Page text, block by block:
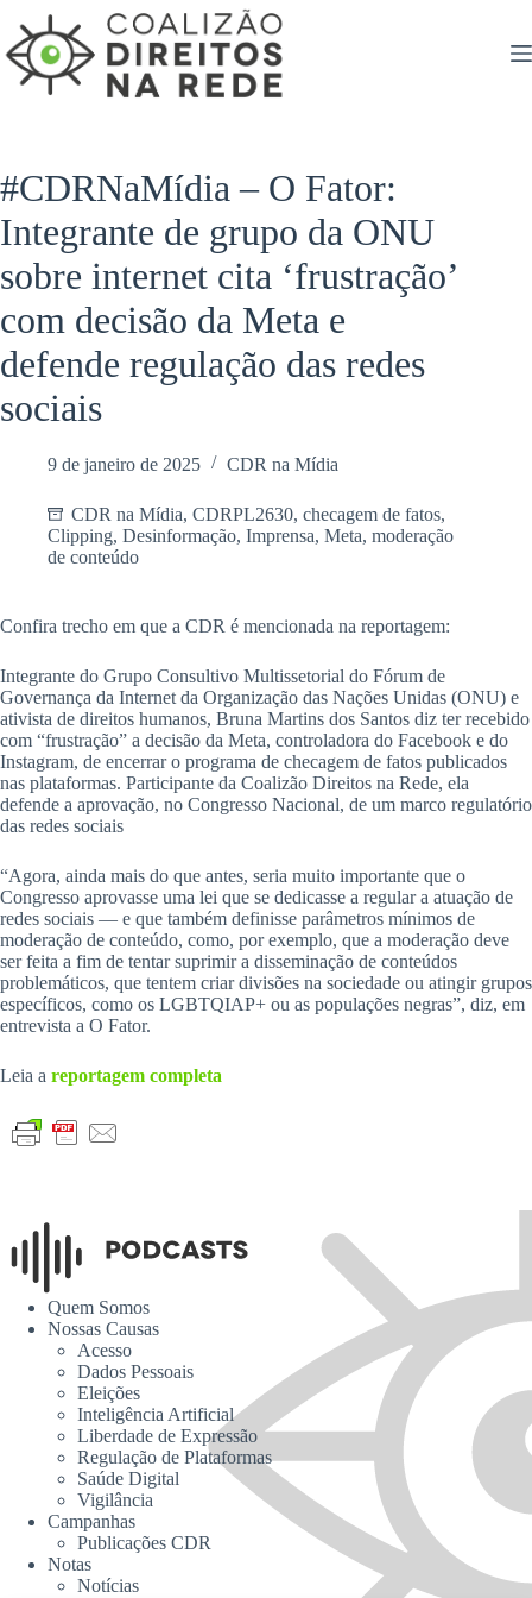
para
o
conteúdo
#CDRNaMídia – O Fator:
Integrante de grupo da ONU
sobre internet cita ‘frustração’
com decisão da Meta e
defende regulação das redes
sociais
9 de janeiro de 2025 CDR na Mídia
CDR na Mídia, CDRPL2630, checagem de fatos,
Clipping, Desinformação, Imprensa, Meta, moderação
de conteúdo
Confira trecho em que a CDR é mencionada na reportagem:
Integrante do Grupo Consultivo Multissetorial do Fórum de
Governança da Internet da Organização das Nações Unidas (ONU) e
ativista de direitos humanos, Bruna Martins dos Santos diz ter recebido
com “frustração” a decisão da Meta, controladora do Facebook e do
Instagram, de encerrar o programa de checagem de fatos publicados
nas plataformas. Participante da Coalizão Direitos na Rede, ela
defende a aprovação, no Congresso Nacional, de um marco regulatório
das redes sociais
“Agora, ainda mais do que antes, seria muito importante que o
Congresso aprovasse uma lei que se dedicasse a regular a atuação de
redes sociais — e que também definisse parâmetros mínimos de
moderação de conteúdo, como, por exemplo, que a moderação deve
ser feita a fim de tentar suprimir a disseminação de conteúdos
problemáticos, que tentem criar divisões na sociedade ou atingir grupos
específicos, como os LGBTQIAP+ ou as populações negras”, diz, em
entrevista a O Fator.
Leia a reportagem completa
Quem Somos
Nossas Causas
Acesso
Dados Pessoais
Eleições
Inteligência Artificial
Liberdade de Expressão
Regulação de Plataformas
Saúde Digital
Vigilância
Campanhas
Publicações CDR
Notas
Notícias